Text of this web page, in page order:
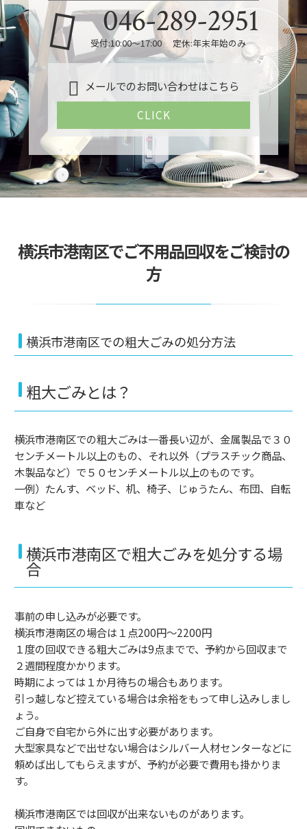
046-289-2951
受付:10:00～17:00 定休:年末年始のみ
メールでのお問い合わせはこちら
CLICK
横浜市港南区でご不用品回収をご検討の
方
横浜市港南区での粗大ごみの処分方法
粗大ごみとは？
横浜市港南区での粗大ごみは一番長い辺が、金属製品で３０
センチメートル以上のもの、それ以外（プラスチック商品、
木製品など）で５０センチメートル以上のものです。
一例）たんす、ベッド、机、椅子、じゅうたん、布団、自転
車など
横浜市港南区で粗大ごみを処分する場
合
事前の申し込みが必要です。
横浜市港南区の場合は１点200円～2200円
１度の回収できる粗大ごみは9点までで、予約から回収まで
２週間程度かかります。
時期によっては１か月待ちの場合もあります。
引っ越しなど控えている場合は余裕をもって申し込みしまし
ょう。
ご自身で自宅から外に出す必要があります。
大型家具などで出せない場合はシルバー人材センターなどに
頼めば出してもらえますが、予約が必要で費用も掛かりま
す。
横浜市港南区では回収が出来ないものがあります。